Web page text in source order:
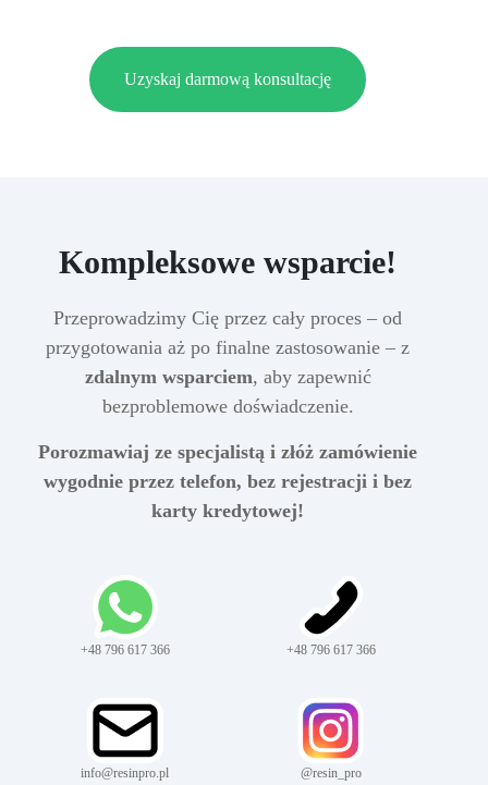
Uzyskaj darmową konsultację
Kompleksowe wsparcie!
Przeprowadzimy Cię przez cały proces – od
przygotowania aż po finalne zastosowanie – z
zdalnym wsparciem, aby zapewnić
bezproblemowe doświadczenie.
Porozmawiaj ze specjalistą i złóż zamówienie
wygodnie przez telefon, bez rejestracji i bez
karty kredytowej!
+48 796 617 366 +48 796 617 366
info@resinpro.pl @resin_pro